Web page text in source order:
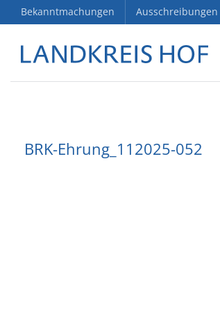
Bekanntmachungen Ausschreibungen
BRK-Ehrung_112025-052